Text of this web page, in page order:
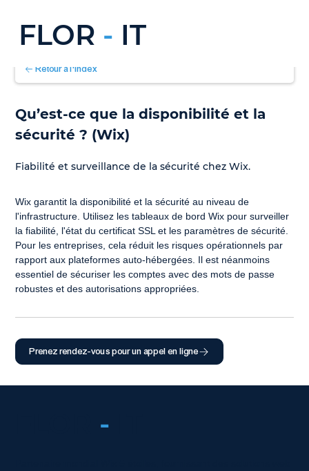
FLOR - IT
Retour à l'index
Qu’est-ce que la disponibilité et la
sécurité ? (Wix)
Fiabilité et surveillance de la sécurité chez Wix.
Wix garantit la disponibilité et la sécurité au niveau de
l'infrastructure. Utilisez les tableaux de bord Wix pour surveiller
la fiabilité, l'état du certificat SSL et les paramètres de sécurité.
Pour les entreprises, cela réduit les risques opérationnels par
rapport aux plateformes auto-hébergées. Il est néanmoins
essentiel de sécuriser les comptes avec des mots de passe
robustes et des autorisations appropriées.
Prenez rendez-vous pour un appel en ligne
-